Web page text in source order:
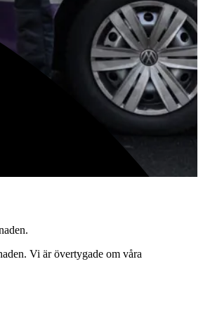
med verksamhet över hela landet – vi
Vi är övertygade om våra